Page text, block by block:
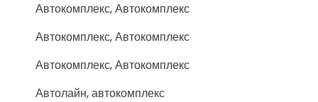
Автокомплекс, Автокомплекс
Автокомплекс, Автокомплекс
Автокомплекс, Автокомплекс
Автолайн, автокомплекс